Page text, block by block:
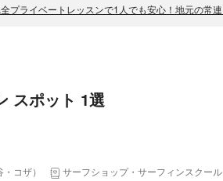
スポット 1選
コザ） サーフショップ・サーフィンスクール